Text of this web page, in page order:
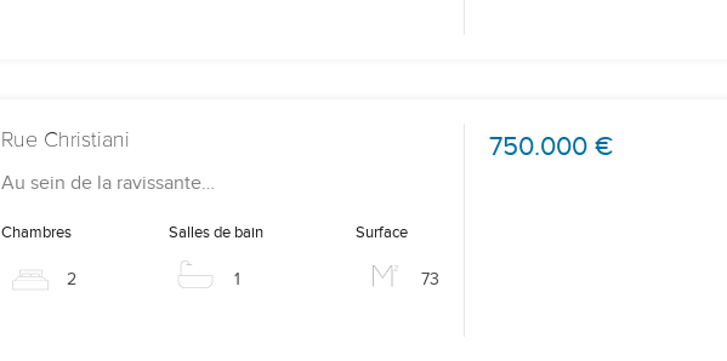
Rue Christiani
Au sein de la ravissante…
Chambres
2
Salles de bain
1
Surface
73
750.000 €